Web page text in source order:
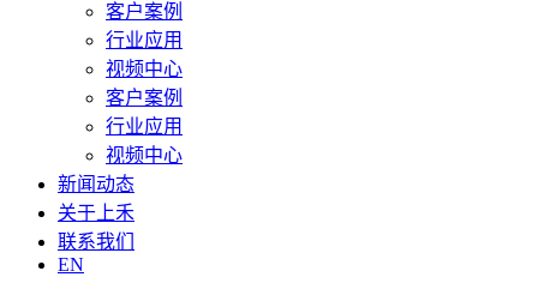
客户案例
行业应用
视频中心
客户案例
行业应用
视频中心
新闻动态
关于上禾
联系我们
EN